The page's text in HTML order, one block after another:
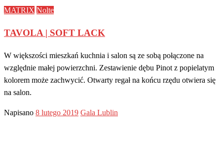
MATRIX Nolte
TAVOLA | SOFT LACK
W większości mieszkań kuchnia i salon są ze sobą połączone na
względnie małej powierzchni. Zestawienie dębu Pinot z popielatym
kolorem może zachwycić. Otwarty regał na końcu rzędu otwiera się
na salon.
Napisano 8 lutego 2019 Gala Lublin